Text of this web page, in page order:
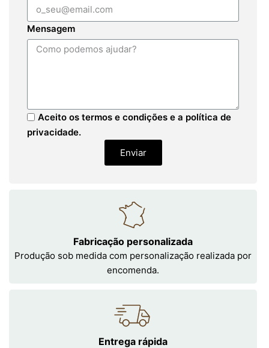
Mensagem
Aceito os termos e condições e a política de
privacidade.
Enviar
Fabricação personalizada
Produção sob medida com personalização realizada por
encomenda.
Entrega rápida